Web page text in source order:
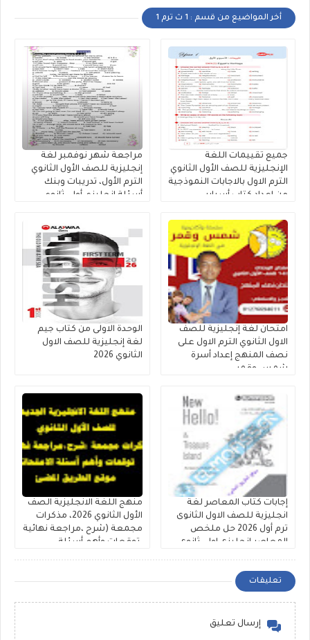
أخر المواضيع من قسم : 1 ث ترم 1
جميع تقييمات اللغة
الإنجليزية للصف الأول الثانوي
الترم الاول بالاجابات النموذجية
من إعداد كتاب أسباير
مراجعة شهر نوفمبر لغة
إنجليزية للصف الأول الثانوي
الترم الأول، تدريبات وبنك
أسئلة إنجليزي أولى ثانوي
امتحان لغة إنجليزية للصف
الاول الثانوي الترم الاول على
نصف المنهج إعداد أسرة
شمس وقمر
الوحدة الاولى من كتاب جيم
لغة إنجليزية للصف الاول
الثانوي 2026
إجابات كتاب المعاصر لغة
انجليزية للصف الاول الثانوى
ترم أول 2026 حل ملخص
المعاصر انجليزى اولى ثانوى
والامتحانات
منهج اللغة الانجليزية الصف
الأول الثانوي 2026، مذكرات
مجمعة (شرح ،مراجعة نهائية
،توقعات وأهم أسئلة
تعليقات
إرسال تعليق